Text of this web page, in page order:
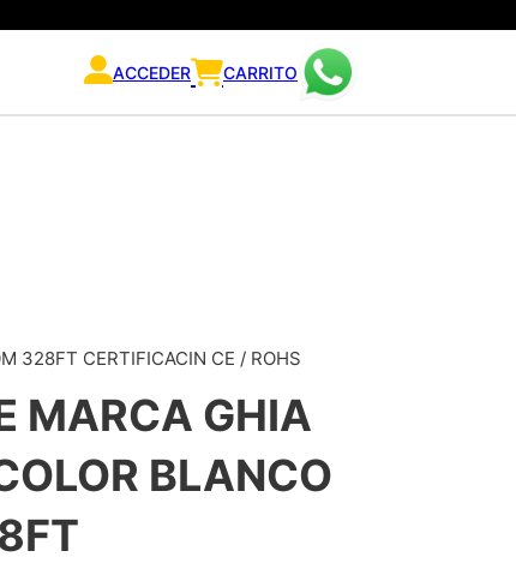
ACCEDER CARRITO
328FT CERTIFICACIN CE / ROHS
MARCA GHIA
BLANCO